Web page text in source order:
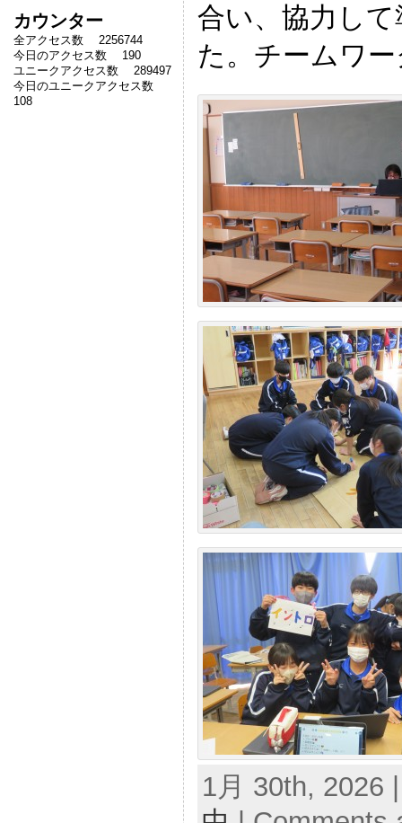
カウンター
全アクセス数 2256744
今日のアクセス数 190
ユニークアクセス数 289497
今日のユニークアクセス数
108
合い、協力し
た。チームワ
1月 30th, 2026